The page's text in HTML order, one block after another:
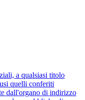
a qualsiasi titolo
quelli conferiti
dall'organo di indirizzo